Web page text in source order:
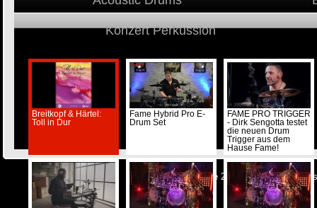
Konzert Perkussion
Breitkopf & Härtel:
Toll in Dur
Fame Hybrid Pro E-
Drum Set
FAME PRO TRIGGER
- Dirk Sengotta testet
die neuen Drum
Trigger aus dem
Hause Fame!
© Musicstore 2026 -Kontakt-